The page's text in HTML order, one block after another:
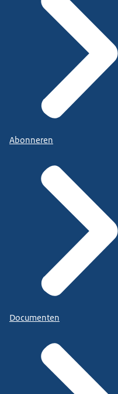
Abonneren
Documenten